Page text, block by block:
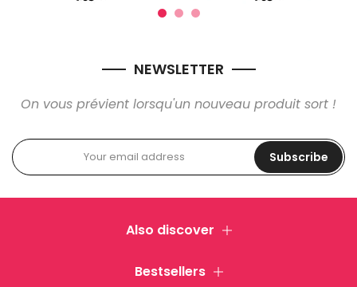
NEWSLETTER
On vous prévient lorsqu'un nouveau produit sort !
Subscribe
Also discover
Bestsellers